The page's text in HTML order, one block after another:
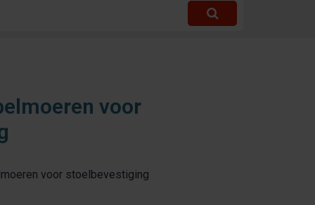
voor
voor stoelbevestiging